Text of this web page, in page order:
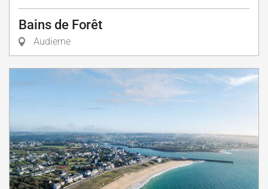
Bains de Forêt
Audierne